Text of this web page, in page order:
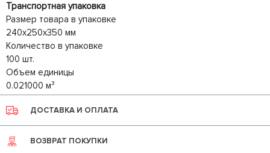
Транспортная упаковка
Размер товара в упаковке
240x250x350 мм
Количество в упаковке
100 шт.
Объем единицы
0.021000 м³
ДОСТАВКА И ОПЛАТА
ВОЗВРАТ ПОКУПКИ